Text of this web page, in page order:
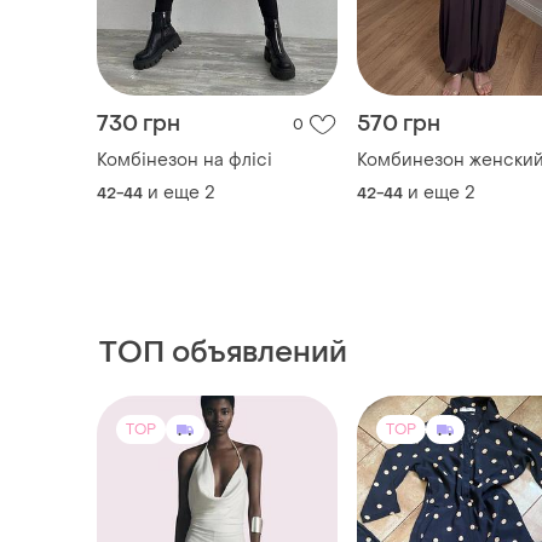
730 грн 0
Комбінезон на флісі
42-44 и еще 2
570 грн
Комбинезон женский
42-44 и еще 2
ТОП объявлений
TOP TOP